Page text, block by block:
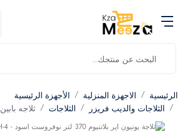
الرئيسية الاجهزة المنزلية
الأجهزة الرئيسية
الثلاجات والديب فريزر
الثلاجات ثلاجه بابين